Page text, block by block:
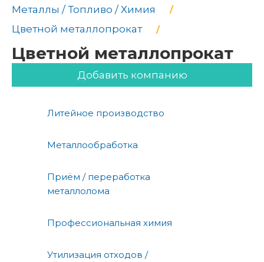
Металлы / Топливо / Химия
Цветной металлопрокат
Цветной металлопрокат
Добавить компанию
Литейное производство
Металлообработка
Приём / переработка
металлолома
Профессиональная химия
Утилизация отходов /